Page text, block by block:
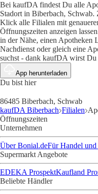
Bei kaufDA findest Du alle
Stadort in Biberbach,
Klick alle Filialen mit
Öffnungszeiten anzeigen
in der Nähe, einen Apotheken
Nachdienst oder gleich eine
suchst - dank kaufDA wirst
App herunterladen
Du bist hier
86485 Biberbach, Schwab
kaufDA Biberbach Filialen
Öffnungszeiten
Unternehmen
Über Bonial.deFür Handel
Supermarkt Angebote
EDEKA ProspektKaufland
Beliebte Händler